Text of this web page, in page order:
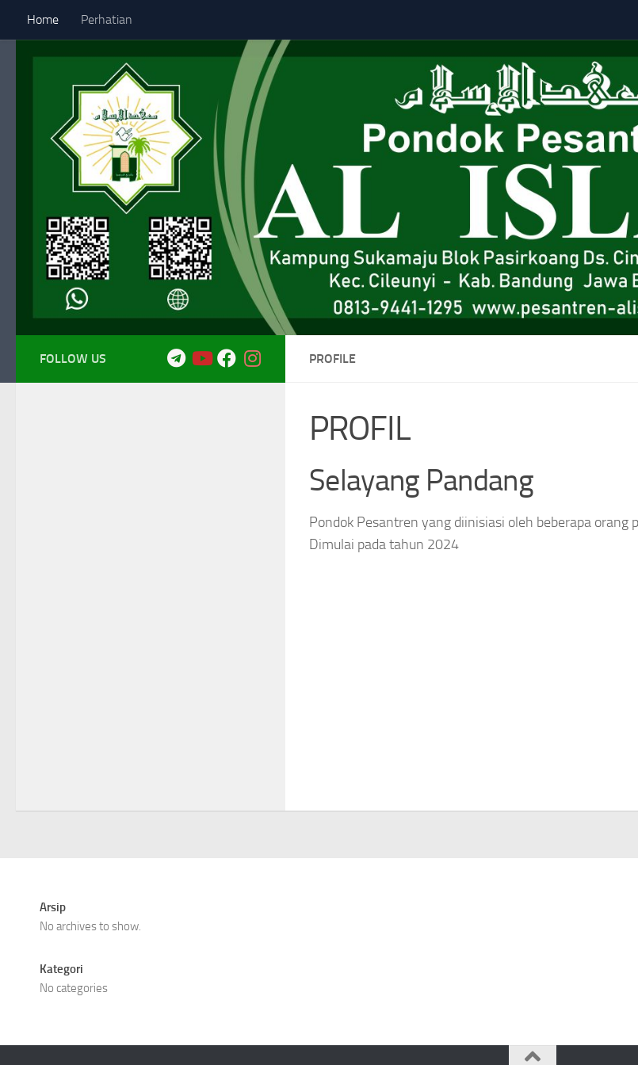
Skip to content
Home Perhatian
PROFILE
PROFIL
Selayang Pandang
Pondok Pesantren yang diinisiasi oleh beberapa orang
Dimulai pada tahun 2024
FOLLOW US
Arsip
No archives to show.
Kategori
No categories